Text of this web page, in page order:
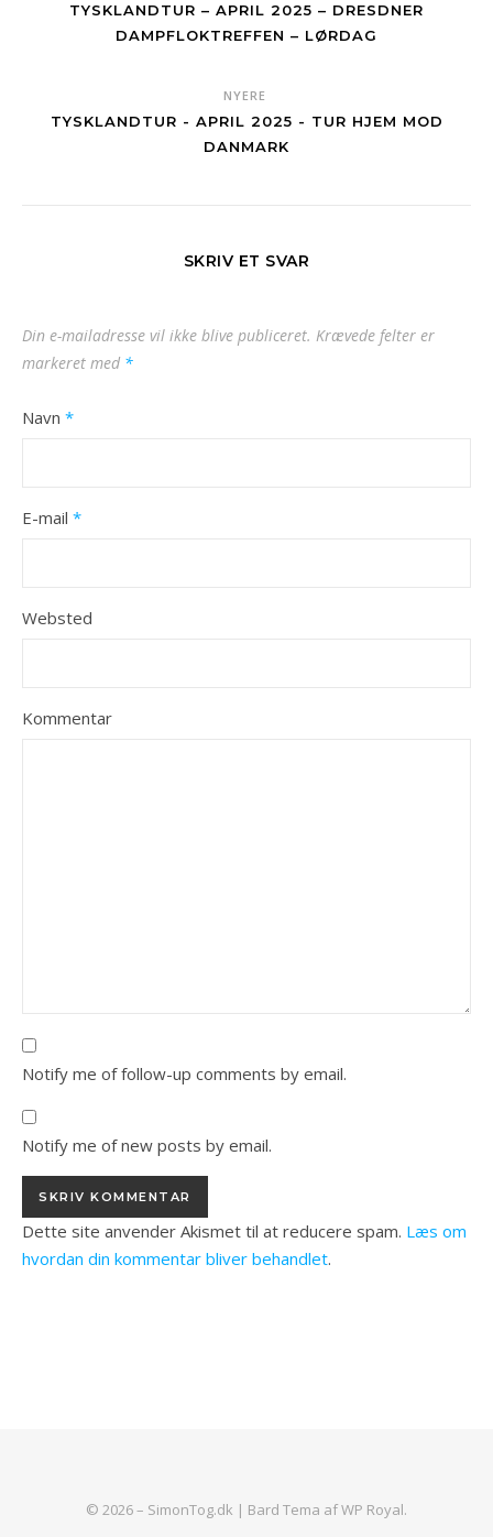
TYSKLANDTUR – APRIL 2025 – DRESDNER
DAMPFLOKTREFFEN – LØRDAG
NYERE
TYSKLANDTUR - APRIL 2025 - TUR HJEM MOD
DANMARK
SKRIV ET SVAR
Din e-mailadresse vil ikke blive publiceret. Krævede felter er
markeret med *
Navn *
E-mail *
Websted
Kommentar
Notify me of follow-up comments by email.
Notify me of new posts by email.
Dette site anvender Akismet til at reducere spam. Læs om
hvordan din kommentar bliver behandlet.
© 2026 – SimonTog.dk | Bard Tema afWP Royal.